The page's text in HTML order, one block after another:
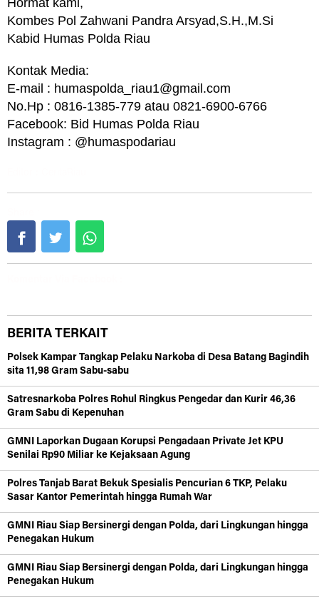
Hormat kami,
Kombes Pol Zahwani Pandra Arsyad,S.H.,M.Si
Kabid Humas Polda Riau
Kontak Media:
E-mail : humaspolda_riau1@gmail.com
No.Hp : 0816-1385-779 atau 0821-6900-6766
Facebook: Bid Humas Polda Riau
Instagram : @humaspodariau
BERITA TERKAIT
Polsek Kampar Tangkap Pelaku Narkoba di Desa Batang Bagindih
sita 11,98 Gram Sabu-sabu
Satresnarkoba Polres Rohul Ringkus Pengedar dan Kurir 46,36
Gram Sabu di Kepenuhan
GMNI Laporkan Dugaan Korupsi Pengadaan Private Jet KPU
Senilai Rp90 Miliar ke Kejaksaan Agung
Polres Tanjab Barat Bekuk Spesialis Pencurian 6 TKP, Pelaku
Sasar Kantor Pemerintah hingga Rumah War
GMNI Riau Siap Bersinergi dengan Polda, dari Lingkungan hingga
Penegakan Hukum
GMNI Riau Siap Bersinergi dengan Polda, dari Lingkungan hingga
Penegakan Hukum